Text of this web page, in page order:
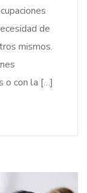
de
mismos.
o con la […]